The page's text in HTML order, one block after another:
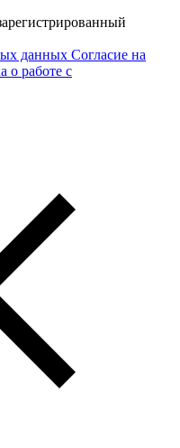
данных Согласие на
о работе с